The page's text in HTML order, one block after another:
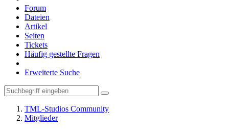
Forum
Dateien
Artikel
Seiten
Tickets
Häufig gestellte Fragen
Erweiterte Suche
TML-Studios Community
Mitglieder